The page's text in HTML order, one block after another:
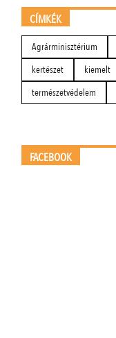
CÍMKÉK
Agrárminisztérium
kertészet
kiemelt
természetvédelem
FACEBOOK